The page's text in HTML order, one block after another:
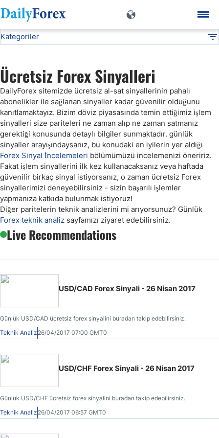
DF Teknik Analiz Forex Al Sat Sinyalleri
Kategoriler
USD/TRY
Forex Al Sat Sinyalleri
Altın Teknik Analiz
Haftalık Analiz
Ücretsiz Forex Sinyalleri
DailyForex sitemizde ücretsiz al-sat sinyallerinin pahalı
abonelikler ile sağlanan sinyaller kadar güvenilir olduğunu
kanıtlamaktayız. Bizim döviz piyasasında temin ettiğimiz işlem
sinyalleri size pariteleri ne zaman alıp ne zaman satmanız
gerektiği konusunda detaylı bilgiler sunmaktadır. günlük
sinyaller arayışındaysanız, bu konudaki en iyilerin yer aldığı
Forex Sinyal İncelemeleri bölümümüzü incelemenizi öneririz.
Fakat işlem sinyallerini ilk kez kullanacaksanız veya haftada
güvenilir birkaç sinyal istiyorsanız, o zaman ücretsiz Forex
sinyallerimizi deneyebilirsiniz - sizin başarılı işlemler
yapmanıza katkıda bulunmak istiyoruz!
Diğer paritelerin teknik analizlerini mi arıyorsunuz? Günlük
Forex teknik analiz sayfamızı ziyaret edebilirsiniz.
Live Recommendations
USD/CAD Forex Sinyali - 26 Nisan 2017
Günlük USD/CAD ücretsiz forex sinyalini buradan takip edebilirsiniz.
Teknik Analiz 26/04/2017 07:00 GMT0
USD/CHF Forex Sinyali - 26 Nisan 2017
Günlük USD/CHF ücretsiz forex sinyalini buradan takip edebilirsiniz.
Teknik Analiz 26/04/2017 06:57 GMT0